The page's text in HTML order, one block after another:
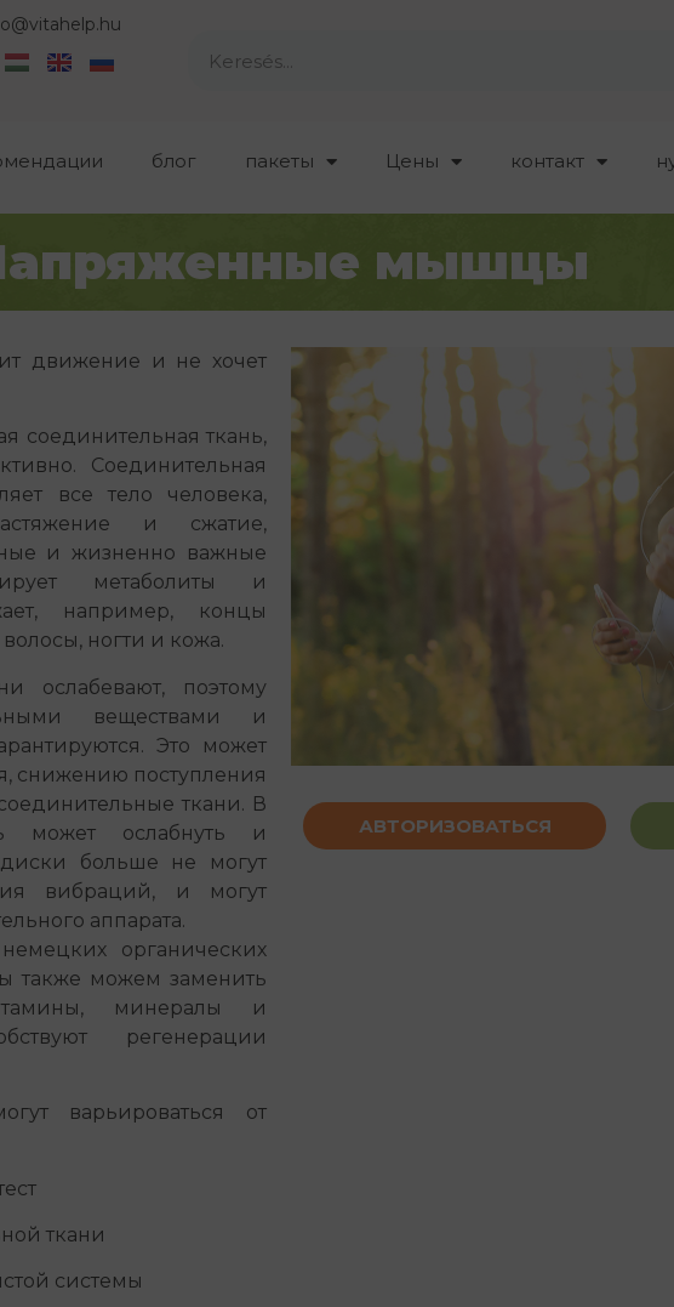
блог пакеты Цены контакт
мышцы
движение и не хочет
соединительная ткань,
Соединительная
все тело человека,
и сжатие,
и жизненно важные
метаболиты и
например, концы
ногти и кожа.
ослабевают, поэтому
веществами и
Это может
снижению поступления
ткани. В
может ослабнуть и
больше не могут
вибраций, и могут
аппарата.
органических
также можем заменить
минералы и
регенерации
варьироваться от
ткани
системы
АВТОРИЗОВАТЬСЯ